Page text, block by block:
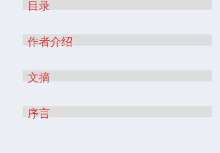
目录
作者介绍
文摘
序言